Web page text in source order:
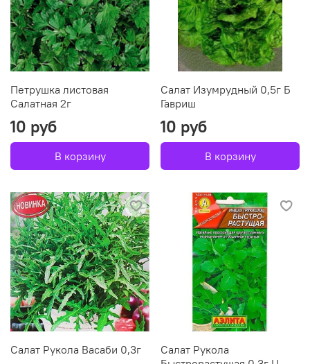
Петрушка листовая
Салатная 2г
10 руб
В корзину
Салат Изумрудный 0,5г Б
Гавриш
10 руб
В корзину
Салат Рукола Васаби 0,3г
Салат Рукола